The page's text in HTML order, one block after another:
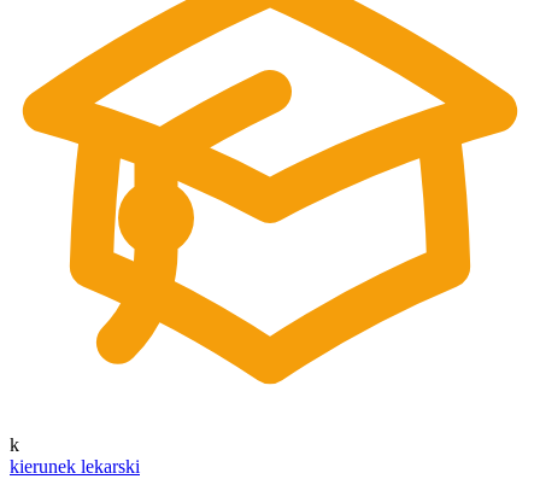
k
kierunek lekarski